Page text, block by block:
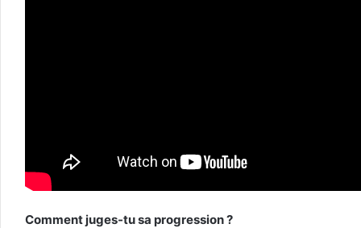
Comment juges-tu sa progression ?